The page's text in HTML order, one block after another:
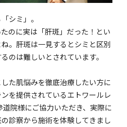
シミ」。
のに実は「肝斑」だった！とい
。肝斑は一見するとシミと区別
のは難しいとされています。
た肌悩みを徹底治療したい方に
を提供されているエトワールレ
院様にご協力いただき、実際に
診察から施術を体験してきまし